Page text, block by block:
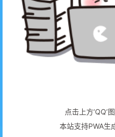
点击上方‘QQ’
本站支持PWA生